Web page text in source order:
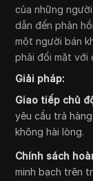
của những
dẫn đến phản
một người bán
phải đối mặt với
Giải pháp:
Giao tiếp chủ
yêu cầu trả
không hài lòng.
Chính sách
minh bạch trên